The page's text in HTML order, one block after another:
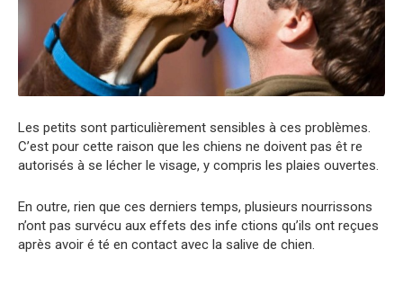
Les petits sont particulièrement sensibles à ces problèmes.
C’est pour cette raison que les chiens ne doivent pas êt re
autorisés à se lécher le visage, y compris les plaies ouvertes.
En outre, rien que ces derniers temps, plusieurs nourrissons
n’ont pas survécu aux effets des infe ctions qu’ils ont reçues
après avoir é té en contact avec la salive de chien.